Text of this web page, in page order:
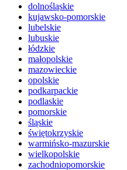
dolnośląskie
kujawsko-pomorskie
lubelskie
lubuskie
łódzkie
małopolskie
mazowieckie
opolskie
podkarpackie
podlaskie
pomorskie
śląskie
świętokrzyskie
warmińsko-mazurskie
wielkopolskie
zachodniopomorskie